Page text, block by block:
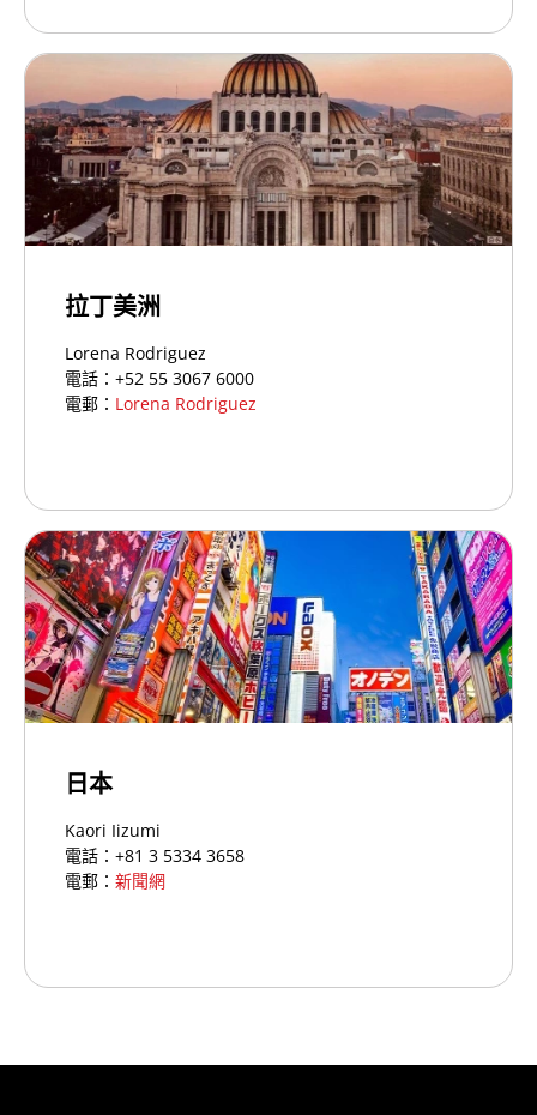
拉丁美洲
Lorena Rodriguez
電話：+52 55 3067 6000
電郵： Lorena Rodriguez
日本
Kaori Iizumi
電話：+81 3 5334 3658
電郵： 新聞網